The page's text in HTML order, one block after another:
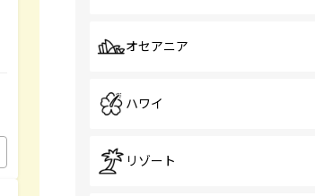
オセアニア
ハワイ
リゾート